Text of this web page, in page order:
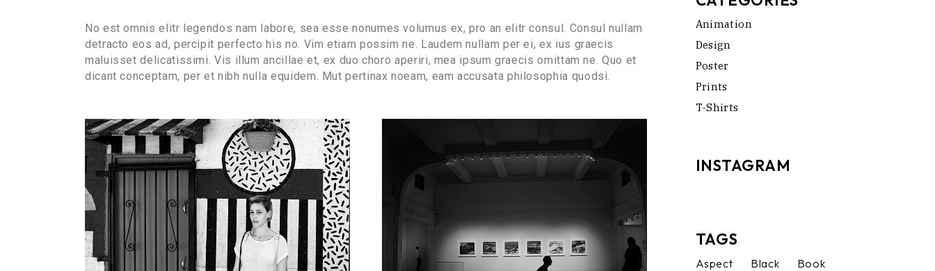
No est omnis elitr legendos nam labore, sea esse nonumes volumus ex, pro an elitr consul. Consul nullam
detracto eos ad, percipit perfecto his no. Vim etiam possim ne. Laudem nullam per ei, ex ius graecis
maluisset delicatissimi. Vis illum ancillae et, ex duo choro aperiri, mea ipsum graecis omittam ne. Quo et
dicant conceptam, per et nibh nulla equidem. Mut pertinax noeam, eam accusata philosophia quodsi.
Animation
Design
Poster
Prints
T-Shirts
INSTAGRAM
TAGS
Aspect Black
Book